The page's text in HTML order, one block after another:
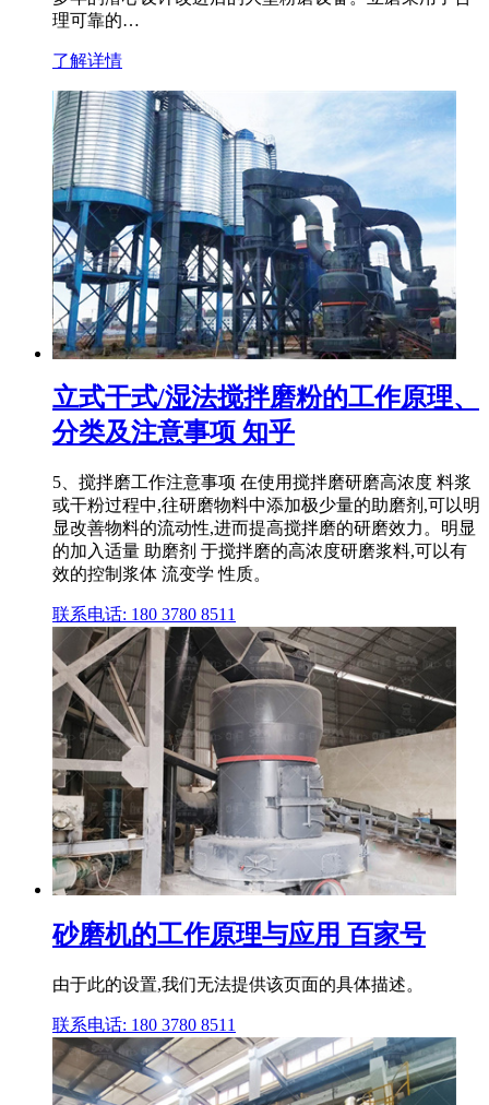
理可靠的…
了解详情
立式干式/湿法搅拌磨粉的工作原理、
分类及注意事项 知乎
5、搅拌磨工作注意事项 在使用搅拌磨研磨高浓度 料浆
或干粉过程中,往研磨物料中添加极少量的助磨剂,可以明
显改善物料的流动性,进而提高搅拌磨的研磨效力。明显
的加入适量 助磨剂 于搅拌磨的高浓度研磨浆料,可以有
效的控制浆体 流变学 性质。
联系电话: 180 3780 8511
砂磨机的工作原理与应用 百家号
由于此的设置,我们无法提供该页面的具体描述。
联系电话: 180 3780 8511